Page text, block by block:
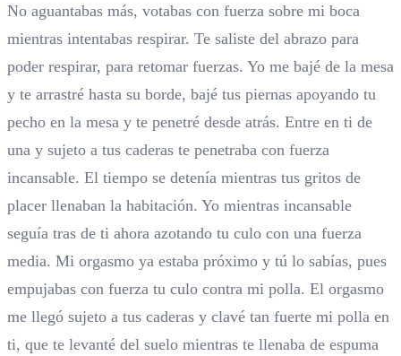
No aguantabas más, votabas con fuerza sobre mi boca
mientras intentabas respirar. Te saliste del abrazo para
poder respirar, para retomar fuerzas. Yo me bajé de la mesa
y te arrastré hasta su borde, bajé tus piernas apoyando tu
pecho en la mesa y te penetré desde atrás. Entre en ti de
una y sujeto a tus caderas te penetraba con fuerza
incansable. El tiempo se detenía mientras tus gritos de
placer llenaban la habitación. Yo mientras incansable
seguía tras de ti ahora azotando tu culo con una fuerza
media. Mi orgasmo ya estaba próximo y tú lo sabías, pues
empujabas con fuerza tu culo contra mi polla. El orgasmo
me llegó sujeto a tus caderas y clavé tan fuerte mi polla en
ti, que te levanté del suelo mientras te llenaba de espuma